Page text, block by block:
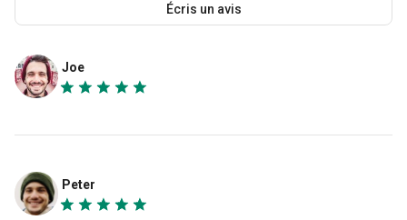
Écris un avis
Joe
Peter